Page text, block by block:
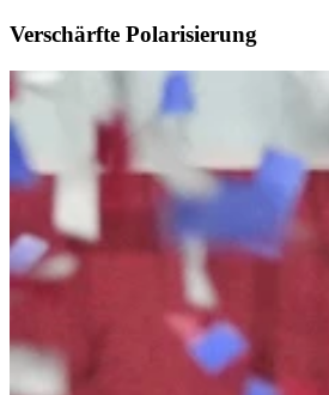
Verschärfte Polarisierung